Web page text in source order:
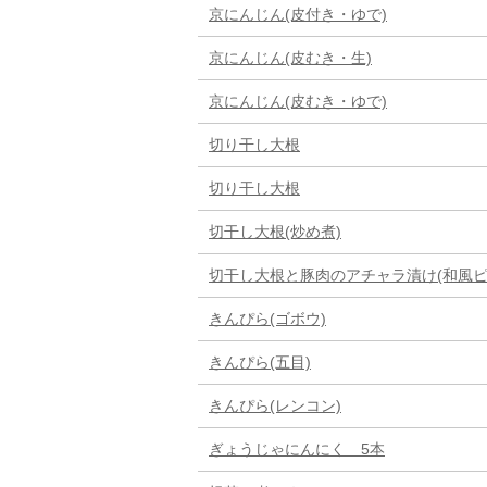
京にんじん(皮付き・ゆで)
京にんじん(皮むき・生)
京にんじん(皮むき・ゆで)
切り干し大根
切り干し大根
切干し大根(炒め煮)
切干し大根と豚肉のアチャラ漬け(和風
きんぴら(ゴボウ)
きんぴら(五目)
きんぴら(レンコン)
ぎょうじゃにんにく 5本